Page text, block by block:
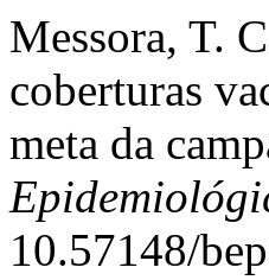
Messora, T.
coberturas
meta da
10.57148/